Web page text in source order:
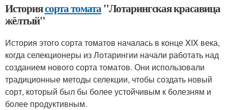
Историясорта томата"Лотарингская красавица
жёлтый"
История этого сорта томатов началась в конце XIX века,
когда селекционеры из Лотарингии начали работать над
созданием нового сорта томатов. Они использовали
традиционные методы селекции, чтобы создать новый
сорт, который был бы более устойчивым к болезням и
более продуктивным.